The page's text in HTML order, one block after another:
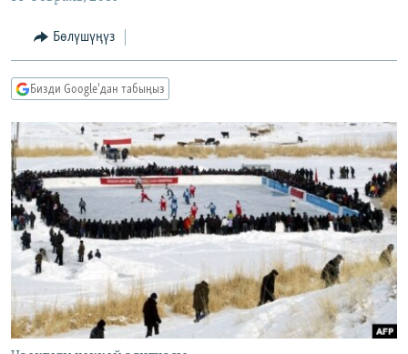
ЭКОНОМИКА
МАДАНИЯТ
БОРБОР АЗИЯ
АТАЙЫН ИЛИКТӨӨ
ТВ ПРОГРАММАЛАР
ЭКСПЕРТТЕР ТАЛДАЙТ
БИЗ ЖАНА ДҮЙНӨ
ДАНИСТЕ
ЭЖЕ-СИҢДИЛЕР
АЗАТТЫК+
ЫҢГАЙСЫЗ СУРООЛОР
ӨЗГӨЧӨ ПИКИР
Русский
ОНЛАЙН ШЕРИНЕ
ЭЕ/АРнун бардык сайттары
Бөлүшүңүз
Бизди Google'дан табыңыз